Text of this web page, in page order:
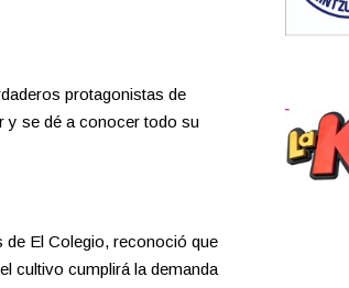
protagonistas de
y se dé a conocer todo su
de El Colegio, reconoció que
cultivo cumplirá la demanda